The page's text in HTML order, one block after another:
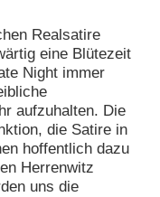
Realsatire
eine Blütezeit
Night immer
aufzuhalten. Die
die Satire in
hoffentlich dazu
Herrenwitz
uns die